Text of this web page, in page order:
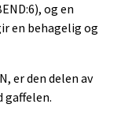
og en
en behagelig og
er den delen av
gaffelen.